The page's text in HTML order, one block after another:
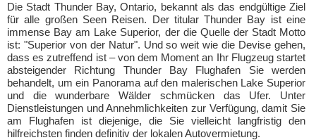
Die Stadt Thunder Bay, Ontario, bekannt als das endgültige Ziel
für alle großen Seen Reisen. Der titular Thunder Bay ist eine
immense Bay am Lake Superior, der die Quelle der Stadt Motto
ist: "Superior von der Natur". Und so weit wie die Devise gehen,
dass es zutreffend ist – von dem Moment an Ihr Flugzeug startet
absteigender Richtung Thunder Bay Flughafen Sie werden
behandelt, um ein Panorama auf den malerischen Lake Superior
und die wunderbare Wälder schmücken das Ufer. Unter
Dienstleistungen und Annehmlichkeiten zur Verfügung, damit Sie
am Flughafen ist diejenige, die Sie vielleicht langfristig den
hilfreichsten finden definitiv der lokalen Autovermietung.